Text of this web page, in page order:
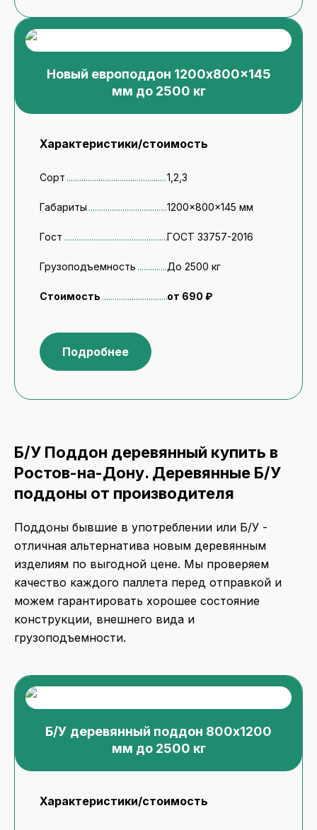
Новый европоддон 1200x800x145
мм до 2500 кг
Характеристики/стоимость
Сорт 1,2,3
Габариты 1200x800x145 мм
Гост ГОСТ 33757-2016
Грузоподъемность До 2500 кг
Стоимость от 690 ₽
Подробнее
Б/У Поддон деревянный купить в
Ростов-на-Дону. Деревянные Б/У
поддоны от производителя
Поддоны бывшие в употреблении или Б/У -
отличная альтернатива новым деревянным
изделиям по выгодной цене. Мы проверяем
качество каждого паллета перед отправкой и
можем гарантировать хорошее состояние
конструкции, внешнего вида и
грузоподъемности.
Б/У деревянный поддон 800x1200
мм до 2500 кг
Характеристики/стоимость